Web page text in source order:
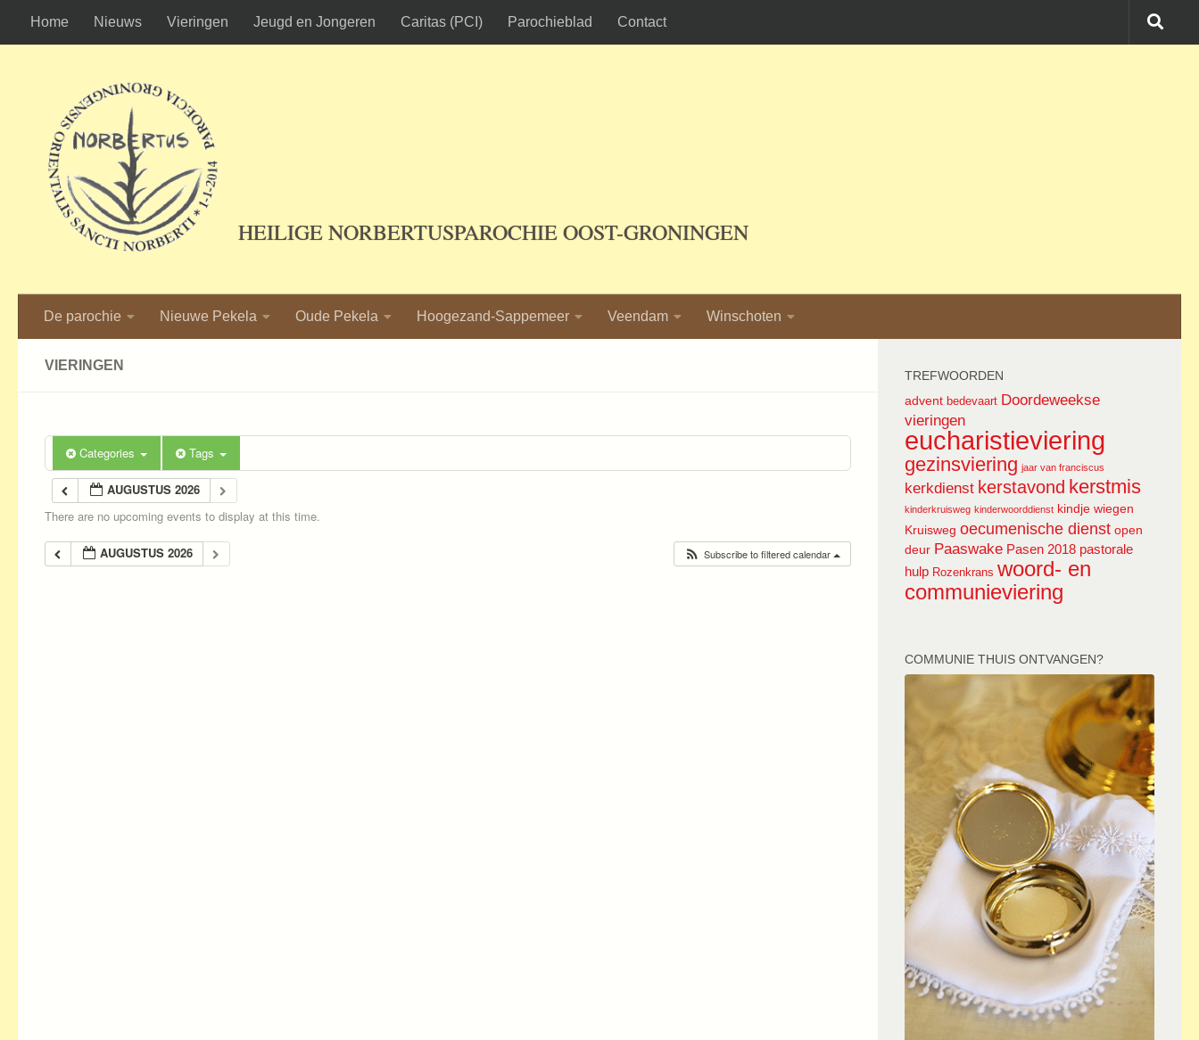
Ga naar de inhoud
Home Nieuws Vieringen Jeugd en Jongeren Caritas (PCI) Parochieblad Contact
HEILIGE NORBERTUSPAROCHIE OOST-GRONINGEN
De parochie Nieuwe Pekela Oude Pekela Hoogezand-Sappemeer Veendam Winschoten
VIERINGEN
Categories Tags
AUGUSTUS 2026
There are no upcoming events to display at this time.
AUGUSTUS 2026 Subscribe to filtered calendar
TREFWOORDEN
advent bedevaart Doordeweekse
vieringen
eucharistieviering
gezinsviering jaar van franciscus
kerkdienst kerstavond kerstmis
kinderkruisweg kinderwoorddienst kindje wiegen
Kruisweg oecumenische dienst open
deur Paaswake Pasen 2018 pastorale
hulp Rozenkrans woord- en
communieviering
COMMUNIE THUIS ONTVANGEN?